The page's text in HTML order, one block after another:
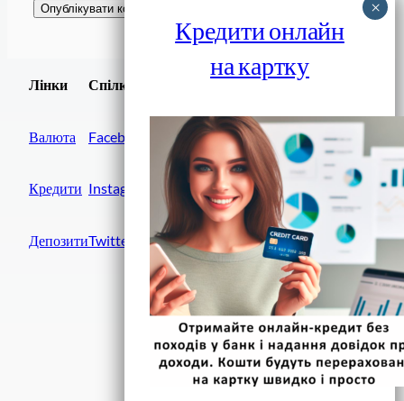
Лінки
Валюта
Кредити
Депозити
Спілки
Facebook
Instagram
Twitter
Завантажити
Фінанси IN UA
вулиця Хрещатик, 14
Київ, 01001
Україна
Кредити онлайн
на картку